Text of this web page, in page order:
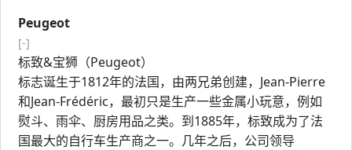
Peugeot
[-]
标致&宝狮（Peugeot）
标志诞生于1812年的法国，由两兄弟创建，Jean-Pierre
和Jean-Frédéric，最初只是生产一些金属小玩意，例如
熨斗、雨伞、厨房用品之类。到1885年，标致成为了法
国最大的自行车生产商之一。几年之后，公司领导